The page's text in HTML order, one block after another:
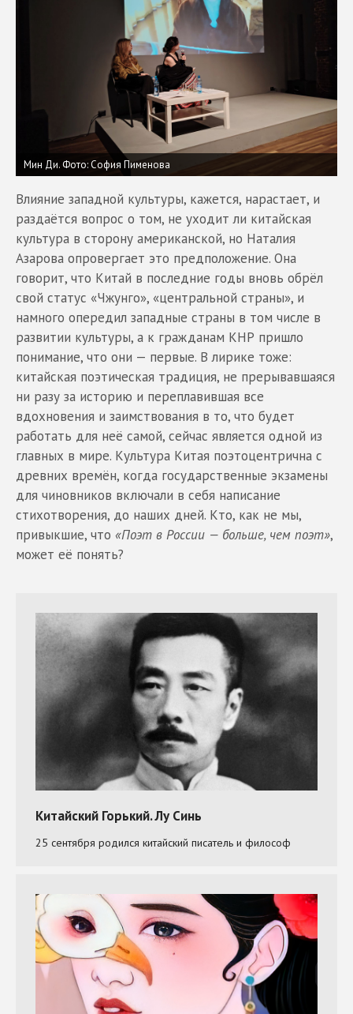
Мин Ди. Фото: София Пименова
Влияние западной культуры, кажется, нарастает, и
раздаётся вопрос о том, не уходит ли китайская
культура в сторону американской, но Наталия
Азарова опровергает это предположение. Она
говорит, что Китай в последние годы вновь обрёл
свой статус «Чжунго», «центральной страны», и
намного опередил западные страны в том числе в
развитии культуры, а к гражданам КНР пришло
понимание, что они — первые. В лирике тоже:
китайская поэтическая традиция, не прерывавшаяся
ни разу за историю и переплавившая все
вдохновения и заимствования в то, что будет
работать для неё самой, сейчас является одной из
главных в мире. Культура Китая поэтоцентрична с
древних времён, когда государственные экзамены
для чиновников включали в себя написание
стихотворения, до наших дней. Кто, как не мы,
привыкшие, что «Поэт в России — больше, чем поэт»,
может её понять?